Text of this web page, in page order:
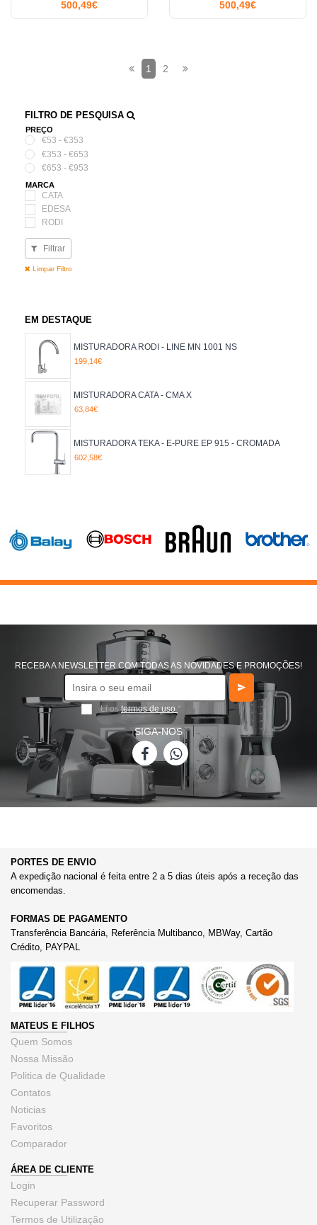
FILTRO DE PESQUISA
PREÇO
€53 - €353
€353 - €653
€653 - €953
MARCA
CATA
EDESA
RODI
TEKA
ASPECTO
CROMADA
DOURADO
INOX
ROSA
Filtrar
Limpar Filtro
EM DESTAQUE
MISTURADORA RODI - LINE MN 1001 NS
199,14€
MISTURADORA CATA - CMA X
63,84€
MISTURADORA TEKA - E-PURE EP 915 - CROMADA
602,58€
500,49€ 500,49€
1 2
RECEBA A NEWSLETTER COM TODAS AS NOVIDADES E PROMOÇÕES!
Li ostermos de uso *
SIGA-NOS
PORTES DE ENVIO
A expedição nacional é feita entre 2 a 5 dias úteis após a receção das
encomendas.
FORMAS DE PAGAMENTO
Transferência Bancária, Referência Multibanco, MBWay, Cartão
Crédito, PAYPAL
MATEUS E FILHOS
Quem Somos
Nossa Missão
Politica de Qualidade
Contatos
Noticias
Favoritos
Comparador
ÁREA DE CLIENTE
Login
Recuperar Password
Termos de Utilização